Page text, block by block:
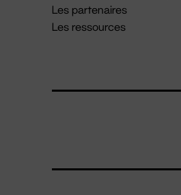
Les partenaires
Les ressources